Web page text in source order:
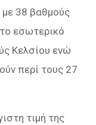
38 βαθμούς
εσωτερικό
Κελσίου ενώ
περί τους 27
τιμή της